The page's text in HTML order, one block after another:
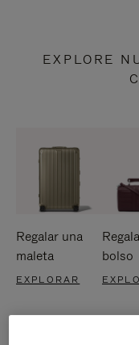
EXPLORE
Regalar una
maleta
EXPLORAR
bolso